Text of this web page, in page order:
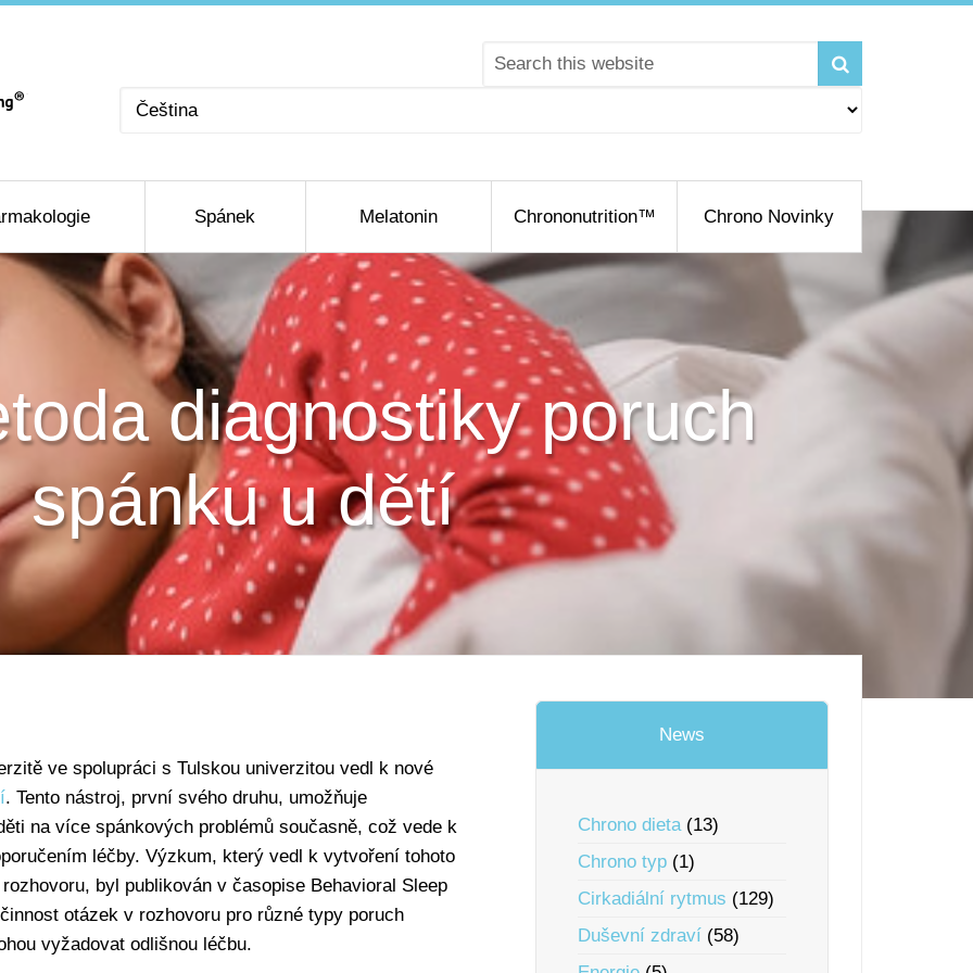
Zvolte
Spánek Melatonin Chrononutrition™ Chrono Novinky
diagnostiky poruch
spánku u dětí
ve spolupráci s Tulskou univerzitou vedl k nové
. Tento nástroj, první svého druhu, umožňuje
na více spánkových problémů současně, což vede k
léčby. Výzkum, který vedl k vytvoření tohoto
byl publikován v časopise Behavioral Sleep
otázek v rozhovoru pro různé typy poruch
vyžadovat odlišnou léčbu.
News
Chrono dieta(13)
Chrono typ (1)
Cirkadiální rytmus (129)
Duševní zdraví (58)